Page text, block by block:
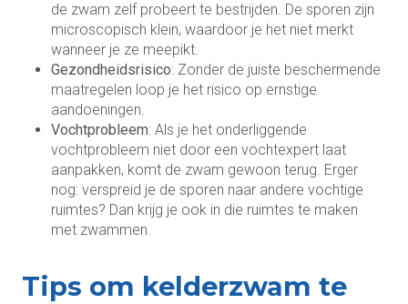
de zwam zelf probeert te bestrijden. De sporen zijn
microscopisch klein, waardoor je het niet merkt
wanneer je ze meepikt.
Gezondheidsrisico: Zonder de juiste beschermende
maatregelen loop je het risico op ernstige
aandoeningen.
Vochtprobleem: Als je het onderliggende
vochtprobleem niet door een vochtexpert laat
aanpakken, komt de zwam gewoon terug. Erger
nog: verspreid je de sporen naar andere vochtige
ruimtes? Dan krijg je ook in die ruimtes te maken
met zwammen.
Tips om kelderzwam te